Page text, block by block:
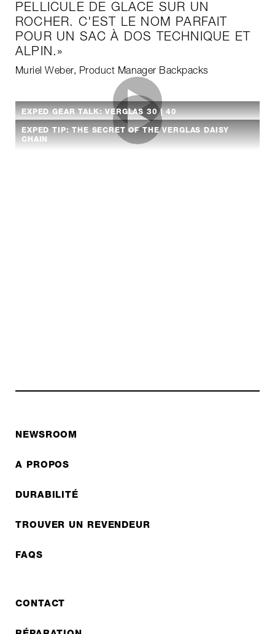
PELLICULE DE GLACE SUR UN
ROCHER. C'EST LE NOM PARFAIT
POUR UN SAC À DOS TECHNIQUE ET
ALPIN.»
Muriel Weber, Product Manager Backpacks
EXPED GEAR TALK: VERGLAS 30 | 40
EXPED TIP: THE SECRET OF THE VERGLAS DAISY
CHAIN
NEWSROOM
A PROPOS
DURABILITÉ
TROUVER UN REVENDEUR
FAQS
CONTACT